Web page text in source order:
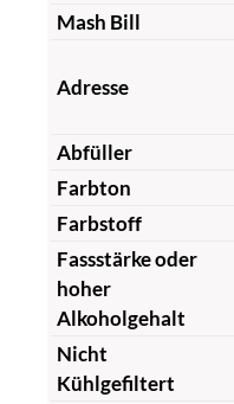
Mash Bill
Adresse
Abfüller
Farbton
Farbstoff
Fassstärke oder
hoher
Alkoholgehalt
Nicht
Kühlgefiltert